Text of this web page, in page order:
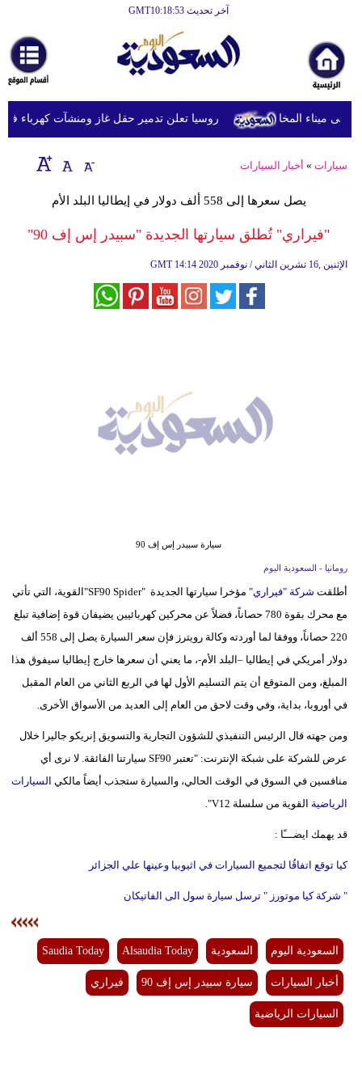
آخر تحديث GMT10:18:53
أخبارعاجلة
رياضة
ثقافة
إقتصاد
علوم
وتكنولوجيا
بيئة
مدوَّنات
أبراج
سيارات
روسيا تعلن تدمير حقل غاز ومنشآت كهرباء في
سيارات » أخبار السيارات
يصل سعرها إلى 558 ألف دولار في إيطاليا البلد الأم
"فيراري" تُطلق سيارتها الجديدة "سبيدر إس إف 90"
GMT 14:14 2020 الإثنين ,16 تشرين الثاني / نوفمبر
سيارة سبيدر إس إف 90
رومانيا - السعودية اليوم
أطلقت شركة "فيراري"
مؤخرا سيارتها الجديدة "SF90 Spider"القوية، التي تأتي
مع محرك بقوة 780 حصاناً، فضلاً عن محركين كهربائيين يضيفان قوة إضافية تبلغ
220 حصاناً، ووفقا لما أوردته وكالة رويترز فإن سعر السيارة يصل إلى 558 ألف
دولار أمريكي في إيطاليا –البلد الأم-، ما يعني أن سعرها خارج إيطاليا سيفوق هذا
المبلغ، ومن المتوقع أن يتم التسليم الأول لها في الربع الثاني من العام المقبل
في أوروبا، بداية، وفي وقت لاحق من العام إلى العديد من الأسواق الأخرى.
ومن جهته قال الرئيس التنفيذي للشؤون التجارية والتسويق إنريكو جاليرا خلال
عرض للشركة على شبكة الإنترنت: "تعتبر SF90 سيارتنا الفائقة. لا نرى أي
منافسين في السوق في الوقت الحالي، والسيارة ستجذب أيضاً مالكي السيارات
الرياضية القوية من سلسلة V12".
قد يهمك ايضـــًا :
كيا توقع اتفاقُا لتجميع السيارات في اثيوبيا وعينها علي الجزائر
" شركة كيا موتورز " ترسل سيارة سول الى الفاتيكان
السعودية اليوم السعودية Alsaudia Today
Saudia Today
أخبار السيارات سيارة سبيدر إس إف 90 فيراري
السيارات الرياضية